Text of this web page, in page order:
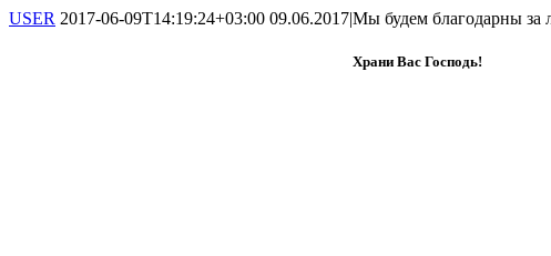
USER 2017-06-09T14:19:24+03:00 09.06.2017|Мы будем благодарны
Храни Вас Господь!